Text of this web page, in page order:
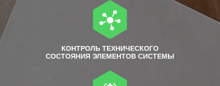
КОНТРОЛЬ ТЕХНИЧЕСКОГО
СОСТОЯНИЯ ЭЛЕМЕНТОВ СИСТЕМЫ